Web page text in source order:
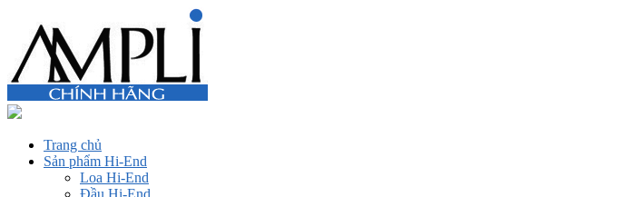
Trang chủ
Sản phẩm Hi-End
Loa Hi-End
Đầu Hi-End